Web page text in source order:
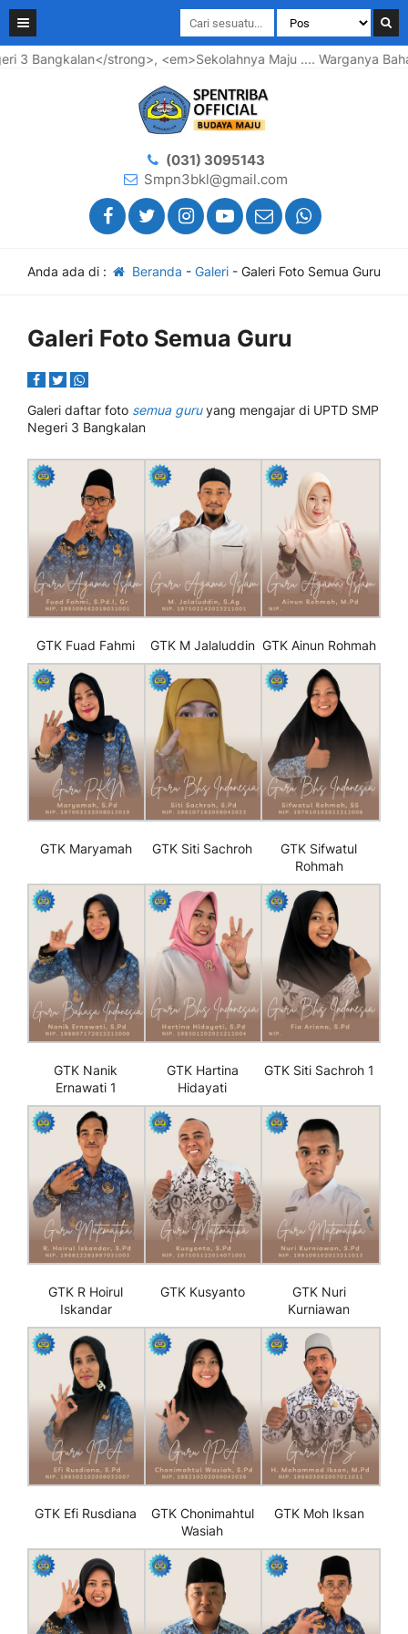
strong>, <em>Sekolahnya Maju .... Warganya Bahagia
(031) 3095143
Smpn3bkl@gmail.com
Anda ada di : Beranda - Galeri- Galeri Foto Semua Guru
Galeri Foto Semua Guru
Galeri daftar foto semua guruyang mengajar di UPTD SMP
Negeri 3 Bangkalan
GTK Fuad Fahmi GTK M Jalaluddin GTK Ainun Rohmah
GTK Maryamah GTK Siti Sachroh
GTK Sifwatul
Rohmah
GTK Nanik
Ernawati 1
GTK Hartina
Hidayati
GTK Siti Sachroh 1
GTK R Hoirul
Iskandar
GTK Kusyanto
GTK Nuri
Kurniawan
GTK Efi Rusdiana
GTK Chonimahtul
Wasiah
GTK Moh Iksan